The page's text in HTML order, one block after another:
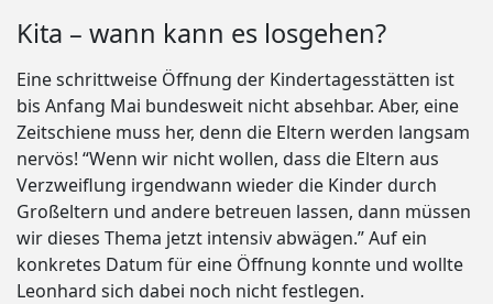
Kita – wann kann es losgehen?
Eine schrittweise Öffnung der Kindertagesstätten ist
bis Anfang Mai bundesweit nicht absehbar. Aber, eine
Zeitschiene muss her, denn die Eltern werden langsam
nervös! “Wenn wir nicht wollen, dass die Eltern aus
Verzweiflung irgendwann wieder die Kinder durch
Großeltern und andere betreuen lassen, dann müssen
wir dieses Thema jetzt intensiv abwägen.” Auf ein
konkretes Datum für eine Öffnung konnte und wollte
Leonhard sich dabei noch nicht festlegen.